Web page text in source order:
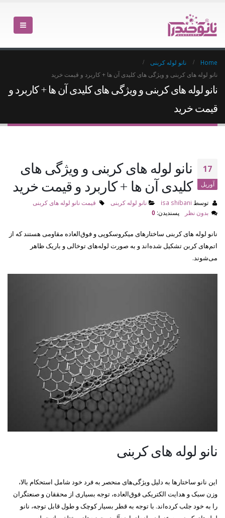
Home
نانو لوله کربنی
نانو لوله های کربنی و ویژگی های کلیدی آن ها + کاربرد و قیمت خرید
نانو لوله های کربنی و ویژگی های کلیدی آن ها + کاربرد و
قیمت خرید
17
آوریل
نانو لوله های کربنی و ویژگی های
کلیدی آن ها + کاربرد و قیمت خرید
توسط isa shibani نانو لوله کربنی
قیمت نانو لوله های کربنی
بدون نظر
پسندیدن: 0
نانو لوله های کربنی ساختارهای میکروسکوپی و فوق‌العاده مقاومی هستند که از
اتم‌های کربن تشکیل شده‌اند و به صورت لوله‌های توخالی و باریک ظاهر
می‌شوند.
نانو لوله های کربنی
این نانو ساختارها به دلیل ویژگی‌های منحصر به فرد خود شامل استحکام بالا،
وزن سبک و هدایت الکتریکی فوق‌العاده، توجه بسیاری از محققان و صنعتگران
را به خود جلب کرده‌اند. با توجه به قطر بسیار کوچک و طول قابل توجه، نانو